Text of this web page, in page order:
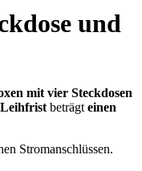
und
mit vier Steckdosen
Leihfrist beträgt einen
Stromanschlüssen.